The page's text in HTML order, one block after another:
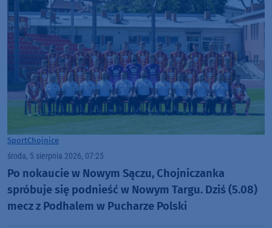
SportChojnice
środa, 5 sierpnia 2026, 07:25
Po nokaucie w Nowym Sączu, Chojniczanka
spróbuje się podnieść w Nowym Targu. Dziś (5.08)
mecz z Podhalem w Pucharze Polski